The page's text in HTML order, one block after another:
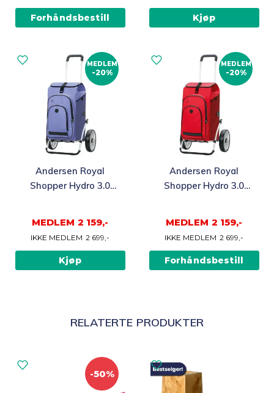
Forhåndsbestill Kjøp
MEDLEM
-20%
Andersen Royal
Shopper Hydro 3.0
MEDLEM 2 159,-
IKKE MEDLEM 2 699,-
Kjøp
MEDLEM
-20%
Andersen Royal
Shopper Hydro 3.0
MEDLEM 2 159,-
IKKE MEDLEM 2 699,-
Forhåndsbestill
RELATERTE PRODUKTER
-50%